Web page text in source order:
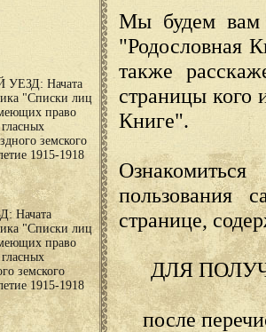
Начата
"Списки лиц
право
земского
1915-1918
Начата
"Списки лиц
право
земского
1915-1918
Мы будем вам
"Родословная
также
страницы кого
Книге".
пользования
странице,
ДЛЯ
после